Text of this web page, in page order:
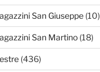
San Giuseppe(10)
San Martino(18)
(436)